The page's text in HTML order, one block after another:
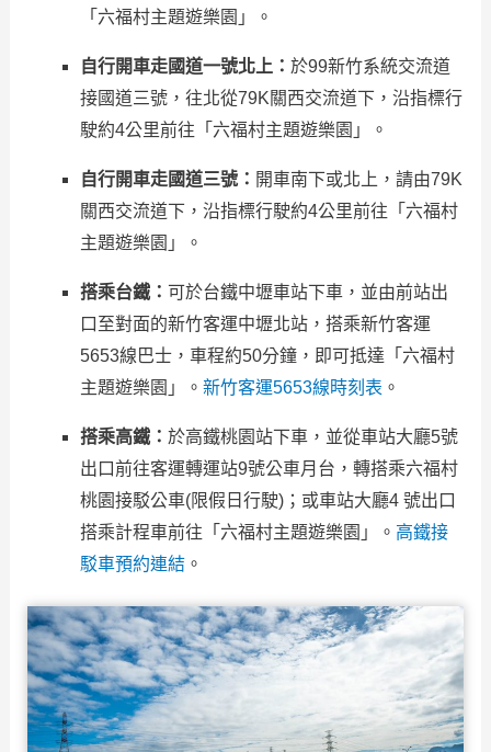
「六福村主題遊樂園」。
自行開車走國道一號北上： 於99新竹系統交流道
接國道三號，往北從79K關西交流道下，沿指標行
駛約4公里前往「六福村主題遊樂園」。
自行開車走國道三號： 開車南下或北上，請由79K
關西交流道下，沿指標行駛約4公里前往「六福村
主題遊樂園」。
搭乘台鐵： 可於台鐵中壢車站下車，並由前站出
口至對面的新竹客運中壢北站，搭乘新竹客運
5653線巴士，車程約50分鐘，即可抵達「六福村
主題遊樂園」。 新竹客運5653線時刻表 。
搭乘高鐵： 於高鐵桃園站下車，並從車站大廳5號
出口前往客運轉運站9號公車月台，轉搭乘六福村
桃園接駁公車(限假日行駛)；或車站大廳4 號出口
搭乘計程車前往「六福村主題遊樂園」。 高鐵接
駁車預約連結。